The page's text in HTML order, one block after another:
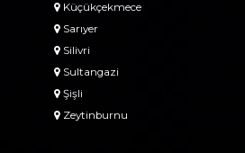
Küçükçekmece
Sarıyer
Silivri
Sultangazi
Şişli
Zeytinburnu